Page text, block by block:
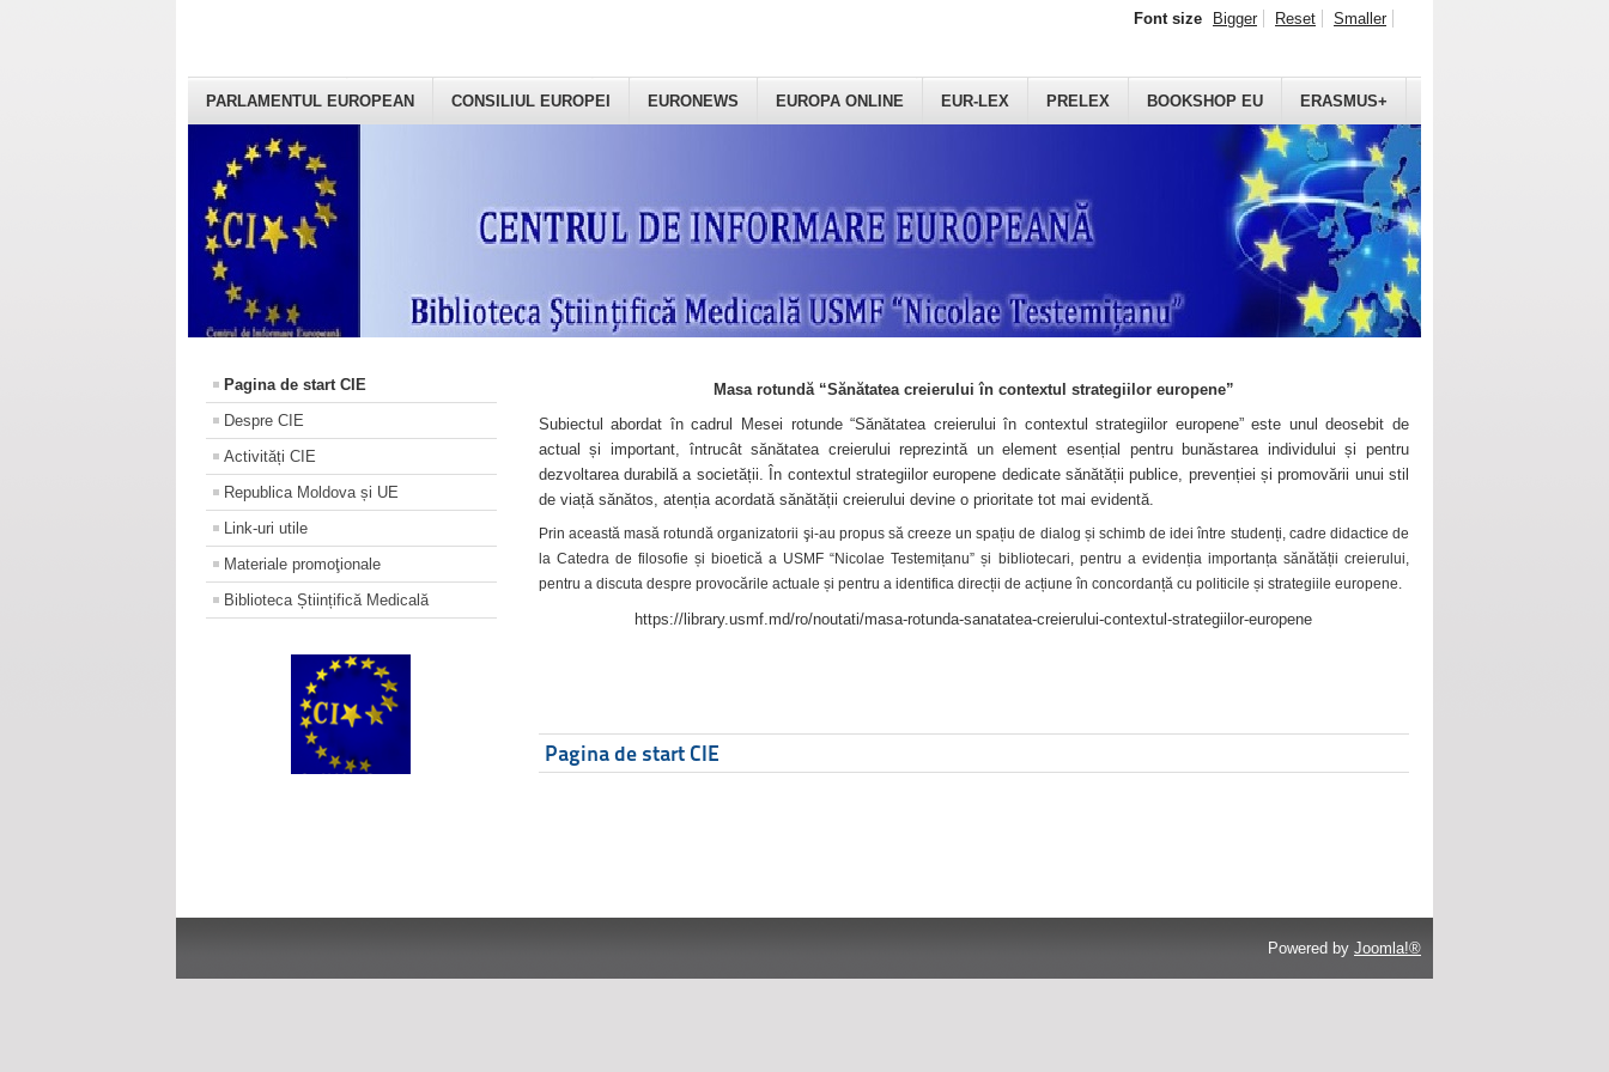
PARLAMENTUL EUROPEAN CONSILIUL EUROPEI EURONEWS EUROPA ONLINE EUR-LEX PRELEX BOOKSHOP EU ERASMUS+
Font size Bigger Reset Smaller
Pagina de start CIE
Despre CIE
Activități CIE
Republica Moldova și UE
Link-uri utile
Materiale promoţionale
Biblioteca Științifică Medicală
Masa rotundă “Sănătatea creierului în contextul strategiilor europene”
Subiectul abordat în cadrul Mesei rotunde “Sănătatea creierului în contextul strategiilor europene” este unul deosebit de
actual și important, întrucât sănătatea creierului reprezintă un element esențial pentru bunăstarea individului și pentru
dezvoltarea durabilă a societății. În contextul strategiilor europene dedicate sănătății publice, prevenției și promovării unui stil
de viață sănătos, atenția acordată sănătății creierului devine o prioritate tot mai evidentă.
Prin această masă rotundă organizatorii şi-au propus să creeze un spațiu de dialog și schimb de idei între studenți, cadre didactice de
la Catedra de filosofie și bioetică a USMF “Nicolae Testemițanu” și bibliotecari, pentru a evidenția importanța sănătății creierului,
pentru a discuta despre provocările actuale și pentru a identifica direcții de acțiune în concordanță cu politicile și strategiile europene.
https://library.usmf.md/ro/noutati/masa-rotunda-sanatatea-creierului-contextul-strategiilor-europene
Pagina de start CIE
Powered by Joomla!®